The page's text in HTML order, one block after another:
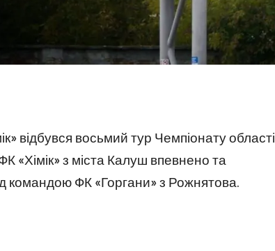
відбувся восьмий тур Чемпіонату області
«Хімік» з міста Калуш впевнено та
командою ФК «Горгани» з Рожнятова.